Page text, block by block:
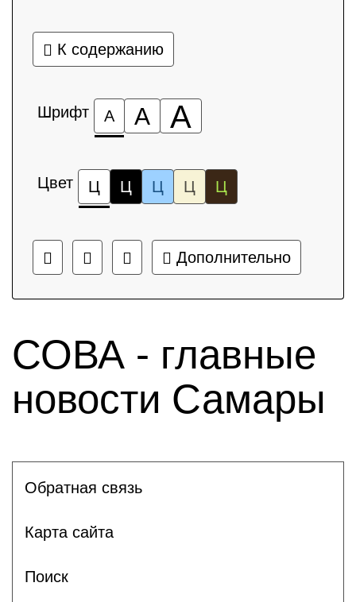
К содержанию
Шрифт А А А
Цвет Ц Ц Ц Ц Ц
Дополнительно
СОВА - главные
новости Самары
Обратная связь
Карта сайта
Поиск